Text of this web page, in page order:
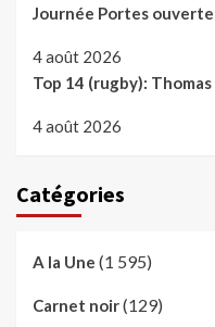
Journée Portes
4 août 2026
Top 14 (rugby): Thomas
4 août 2026
Catégories
A la Une (1 595)
Carnet noir(129)